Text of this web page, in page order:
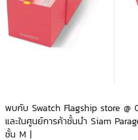
พบกับ Swatch Flagship store @
และในศูนย์การค้าชั้นนำ Siam
ชั้น M |